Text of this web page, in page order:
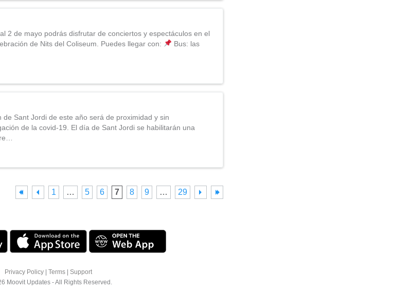
2 de mayo podrás disfrutar de conciertos y espectáculos en el
de Nits del Coliseum. Puedes llegar con:
Bus: las
de Sant Jordi de este año será de proximidad y sin
de la covid-19. El día de Sant Jordi se habilitarán una
1 … 5 6 7 8 9 … 29
Privacy Policy Terms
Support
Moovit Updates - All Rights Reserved.